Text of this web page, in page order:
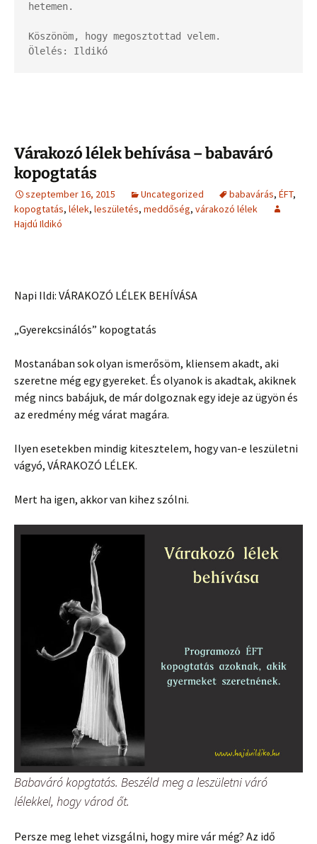
hetemen.
Köszönöm, hogy megosztottad velem.
Ölelés: Ildikó
Várakozó lélek behívása – babaváró
kopogtatás
szeptember 16, 2015 Uncategorized babavárás, ÉFT,
kopogtatás, lélek, leszületés, meddőség, várakozó lélek
Hajdú Ildikó
Napi Ildi: VÁRAKOZÓ LÉLEK BEHÍVÁSA
„Gyerekcsinálós” kopogtatás
Mostanában sok olyan ismerősöm, kliensem akadt, aki
szeretne még egy gyereket. És olyanok is akadtak, akiknek
még nincs babájuk, de már dolgoznak egy ideje az ügyön és
az eredmény még várat magára.
Ilyen esetekben mindig kitesztelem, hogy van-e leszületni
vágyó, VÁRAKOZÓ LÉLEK.
Mert ha igen, akkor van kihez szólni.
Babaváró kopgtatás. Beszéld meg a leszületni váró
lélekkel, hogy várod őt.
Persze meg lehet vizsgálni, hogy mire vár még? Az idő